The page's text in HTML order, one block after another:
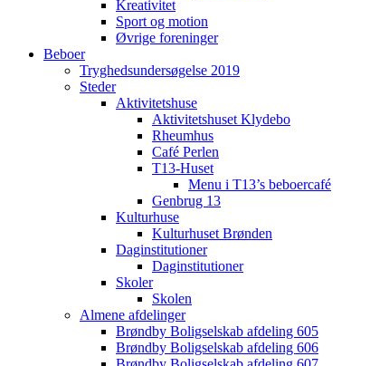
Kreativitet
Sport og motion
Øvrige foreninger
Beboer
Tryghedsundersøgelse 2019
Steder
Aktivitetshuse
Aktivitetshuset Klydebo
Rheumhus
Café Perlen
T13-Huset
Menu i T13’s beboercafé
Genbrug 13
Kulturhuse
Kulturhuset Brønden
Daginstitutioner
Daginstitutioner
Skoler
Skolen
Almene afdelinger
Brøndby Boligselskab afdeling 605
Brøndby Boligselskab afdeling 606